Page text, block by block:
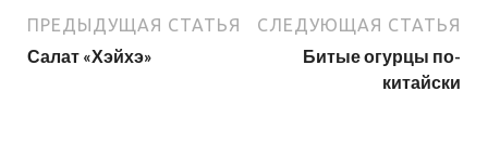
ПРЕДЫДУЩАЯ СТАТЬЯ
Салат «Хэйхэ»
СЛЕДУЮЩАЯ СТАТЬЯ
Битые огурцы по-
китайски